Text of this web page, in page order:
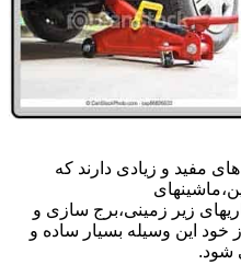
مفید و زیادی دارند که
زیر زمینی،برج سازی و
خود این وسیله بسیار ساده و
شود.